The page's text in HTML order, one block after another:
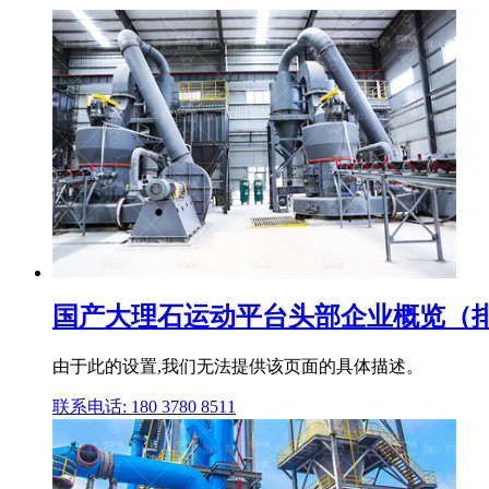
国产大理石运动平台头部企业概览（
由于此的设置,我们无法提供该页面的具体描述。
联系电话: 180 3780 8511